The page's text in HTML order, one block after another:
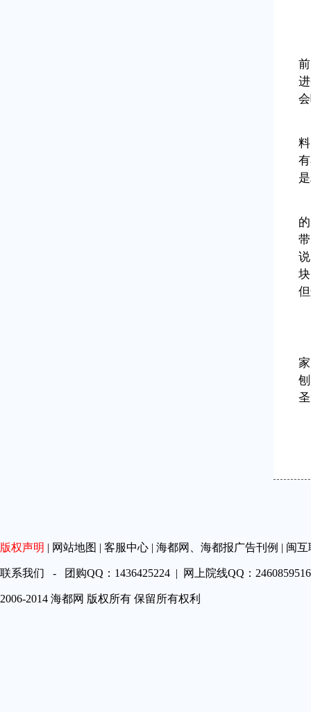
版权声明 | 网站地图 | 客服中心 | 海都网、海都报广告刊例 | 闽互
联系我们 - 团购QQ：1436425224 | 网上院线QQ：
2006-2014 海都网 版权所有 保留所有权利